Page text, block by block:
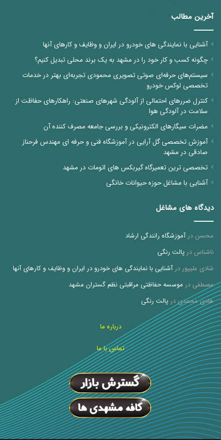
آخرین مطالب
آشنایی با نمایندگی های خودرو در ایران و وظایف و کارهای آنها
چگونه کسب و کار خود را در مشهد به یک برند محلی تبدیل کنیم؟
سیستم‌های حرفه‌ای صوتی تصویری محمودی تجربه‌ای بهتر در خدمات
تخصصی لوکس خودرو
کنترل ضررهای احتمالی از آلودگی شهرهای صنعتی: راهکارهای حفاظت از
سلامت در آلودگی هوا
مضرات سیگارهای الکترونیکی و بررسی جامعه مصرف کننده آن
آموزش تخصصی گل آرایی در آموزشگاه فنی و حرفه ای مهندس فرحناز
صادقی در مشهد
تخصصی ترین تعمیرگاه گیربکس های اتومات در مشهد
آشنایی با مشاغل حوزه حیوانات خانگی
دیدگاه های مشاغل
محسن درآموزشگاه رانندگی ارشاد
ناشناس در پالت رنگی
شادی علیپور درآشنایی با نمایندگی های خودرو در ایران و وظایف و کارهای آنها
مصطفی در موسسه حفاظتی مراقبتی نظم گستران مشهد
هادی محمدی در پالت رنگی
درباره ما
تماس با ما